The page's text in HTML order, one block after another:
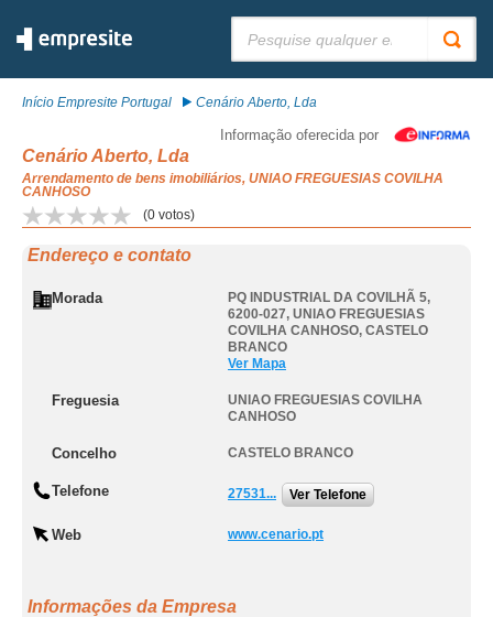
Início Empresite Portugal Cenário Aberto, Lda
Informação oferecida por
Cenário Aberto, Lda
Arrendamento de bens imobiliários, UNIAO FREGUESIAS COVILHA
CANHOSO
(0 votos)
Endereço e contato
Morada
PQ INDUSTRIAL DA COVILHÃ 5,
6200-027, UNIAO FREGUESIAS
COVILHA CANHOSO, CASTELO
BRANCO
Ver Mapa
Freguesia
UNIAO FREGUESIAS COVILHA
CANHOSO
Concelho CASTELO BRANCO
Telefone 27531... Ver Telefone
Web www.cenario.pt
Informações da Empresa